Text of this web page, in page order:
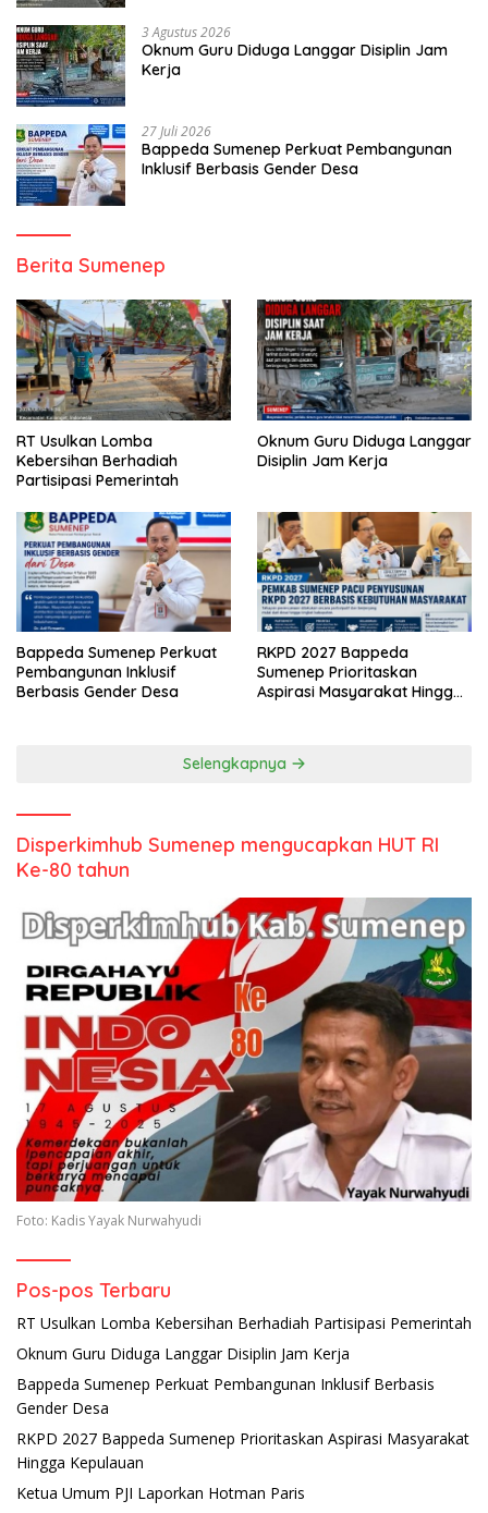
3 Agustus 2026
Oknum Guru Diduga Langgar Disiplin Jam
Kerja
27 Juli 2026
Bappeda Sumenep Perkuat Pembangunan
Inklusif Berbasis Gender Desa
Berita Sumenep
RT Usulkan Lomba
Kebersihan Berhadiah
Partisipasi Pemerintah
Oknum Guru Diduga Langgar
Disiplin Jam Kerja
Bappeda Sumenep Perkuat
Pembangunan Inklusif
Berbasis Gender Desa
RKPD 2027 Bappeda
Sumenep Prioritaskan
Aspirasi Masyarakat Hingga
Selengkapnya
Disperkimhub Sumenep mengucapkan HUT RI
Ke-80 tahun
Foto: Kadis Yayak Nurwahyudi
Pos-pos Terbaru
RT Usulkan Lomba Kebersihan Berhadiah Partisipasi Pemerintah
Oknum Guru Diduga Langgar Disiplin Jam Kerja
Bappeda Sumenep Perkuat Pembangunan Inklusif Berbasis
Gender Desa
RKPD 2027 Bappeda Sumenep Prioritaskan Aspirasi Masyarakat
Hingga Kepulauan
Ketua Umum PJI Laporkan Hotman Paris